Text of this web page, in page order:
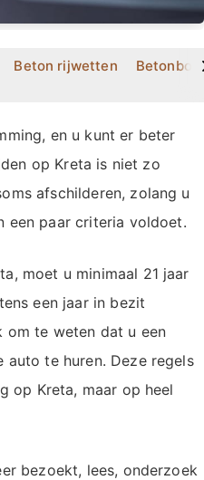
Beton rijwetten
en u kunt er beter
op Kreta is niet zo
afschilderen, zolang u
een paar criteria voldoet.
moet u minimaal 21 jaar
een jaar in bezit
om te weten dat u een
te huren. Deze regels
op Kreta, maar op heel
bezoekt, lees, onderzoek